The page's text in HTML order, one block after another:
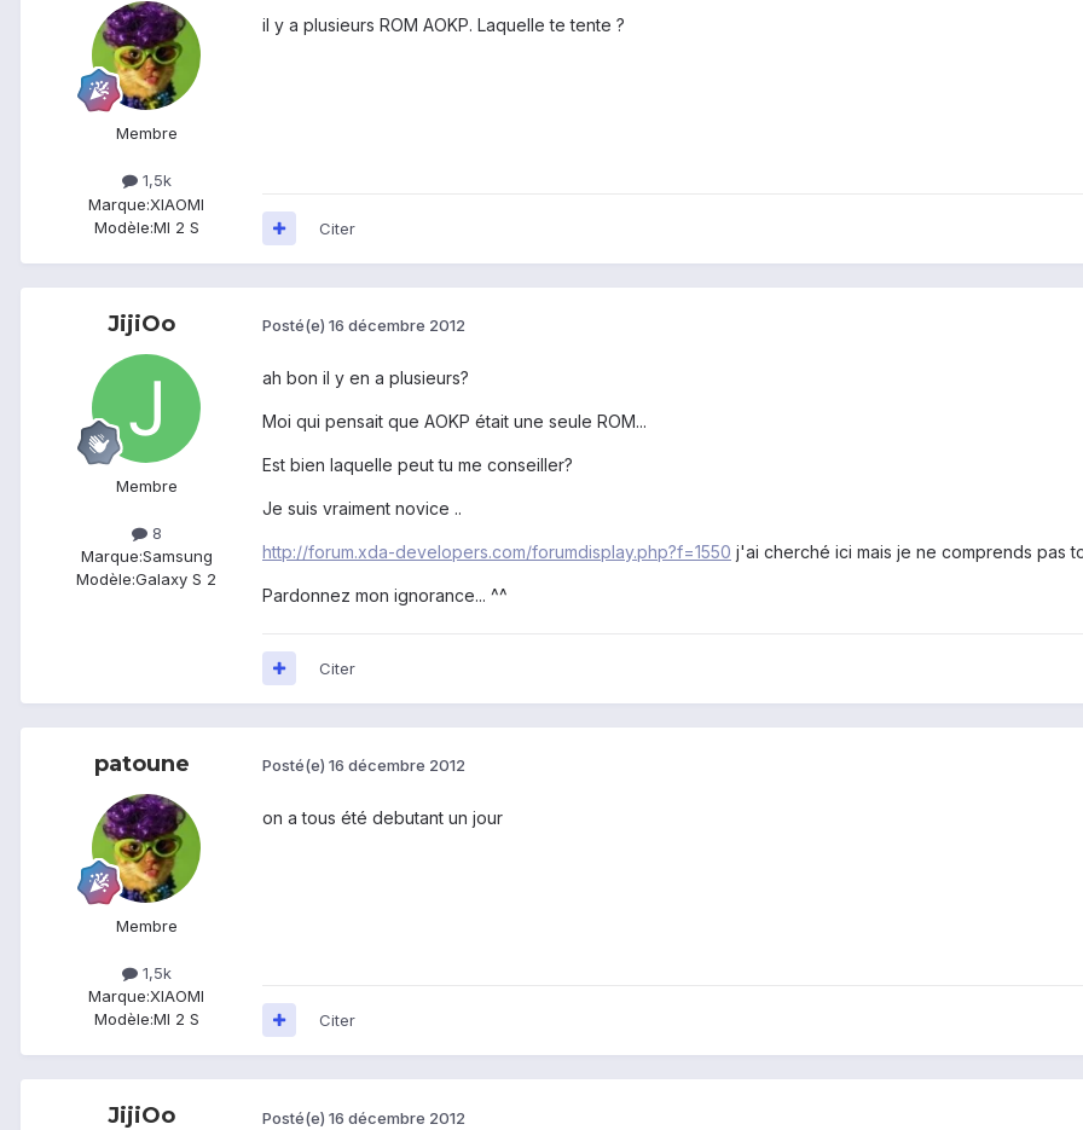
Membre
1,5k
Marque:XIAOMI
Modèle:MI 2 S
il y a plusieurs ROM AOKP. Laquelle te tente ?
Citer
JijiOo
Membre
8
Marque:Samsung
Modèle:Galaxy S 2
Posté(e) 16 décembre 2012
ah bon il y en a plusieurs?
Moi qui pensait que AOKP était une seule ROM...
Est bien laquelle peut tu me conseiller?
Je suis vraiment novice ..
http://forum.xda-developers.com/forumdisplay.php?f=1550 j'ai cherché ici mais je ne comprends pas
Pardonnez mon ignorance... ^^
Citer
patoune
Membre
1,5k
Marque:XIAOMI
Modèle:MI 2 S
Posté(e) 16 décembre 2012
on a tous été debutant un jour
Citer
JijiOo Posté(e) 16 décembre 2012